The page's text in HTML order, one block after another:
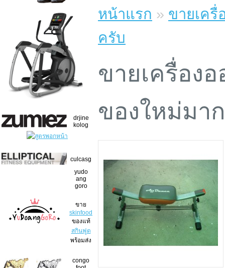
drjine
kolog
culcasg
yudo
ang
goro
ขาย
skinfood
ของแท้
สกินฟูด
พร้อมส่ง
congo
หน้าแรก » ขายเครื่
ครับ
ขายเครื่อง
ของใหม่มา